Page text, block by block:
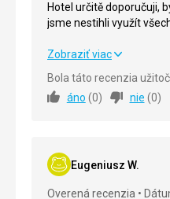
Hotel určitě doporučuji,
jsme nestihli využít
celkem komfortní. Hotel
Hotel určitě doporučuji,
by se vyplatilo zde být
celkem komfortní. Hotel
Ubytovanie
Okolie
Zobraziť viac
Bola táto recenzia
áno (0) nie (0)
Eugeniusz W.
Overená recenzia